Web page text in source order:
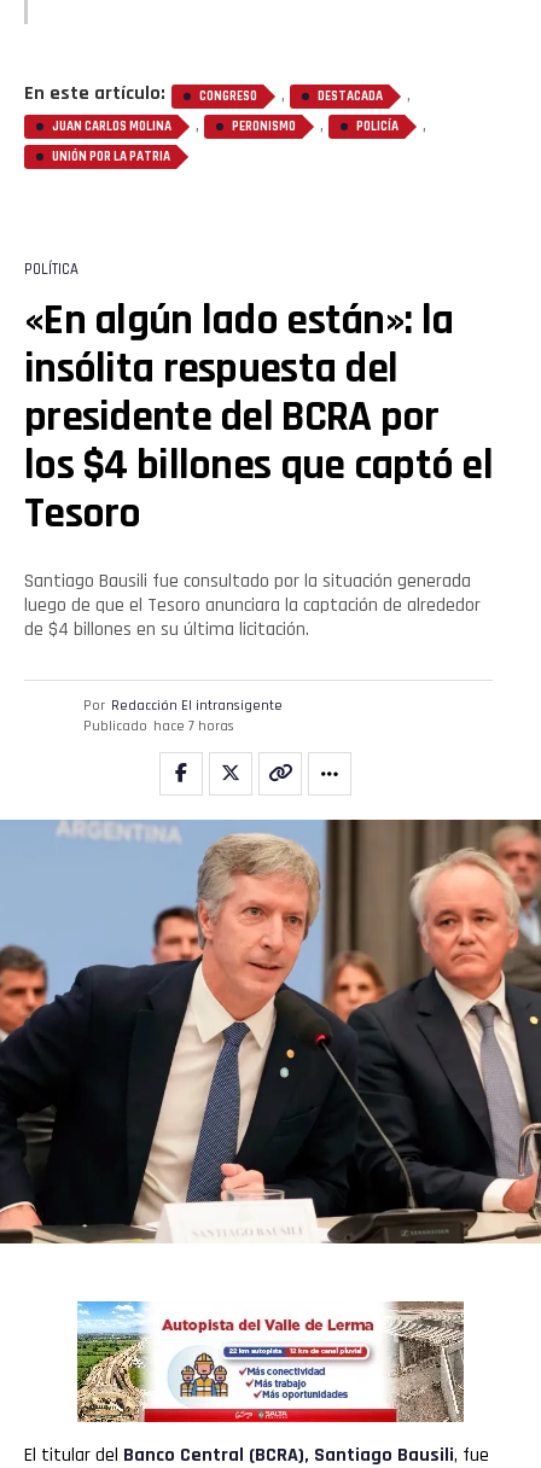
En este artículo: CONGRESO , DESTACADA ,
JUAN CARLOS MOLINA , PERONISMO , POLICÍA ,
UNIÓN POR LA PATRIA
POLÍTICA
«En algún lado están»: la
insólita respuesta del
presidente del BCRA por
los $4 billones que captó el
Tesoro
Santiago Bausili fue consultado por la situación generada
luego de que el Tesoro anunciara la captación de alrededor
de $4 billones en su última licitación.
Por Redacción El intransigente
Publicado hace 7 horas
El titular del Banco Central (BCRA), Santiago Bausili, fue